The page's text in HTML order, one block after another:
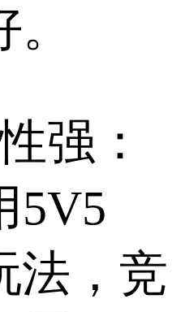
强：
5V5
法，竞